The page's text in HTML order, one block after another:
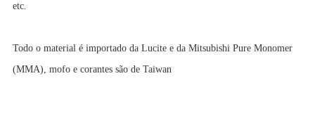
etc.
Todo o material é importado da Lucite e da Mitsubishi Pure Monomer
(MMA), mofo e corantes são de Taiwan